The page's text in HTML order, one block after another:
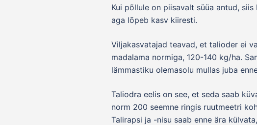
Kui põllule on piisavalt süüa antud,
aga lõpeb kasv kiiresti.
Viljakasvatajad teavad, et talioder ei
madalama normiga, 120-140 kg/ha.
lämmastiku olemasolu mullas juba
Taliodra eelis on see, et seda saab
norm 200 seemne ringis ruutmeetri
Talirapsi ja -nisu saab enne ära